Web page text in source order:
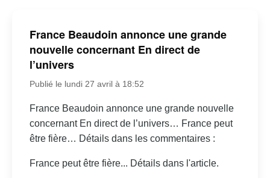
France Beaudoin annonce une grande
nouvelle concernant En direct de
l’univers
Publié le lundi 27 avril à 18:52
France Beaudoin annonce une grande nouvelle
concernant En direct de l’univers… France peut
être fière… Détails dans les commentaires :
France peut être fière... Détails dans l'article.